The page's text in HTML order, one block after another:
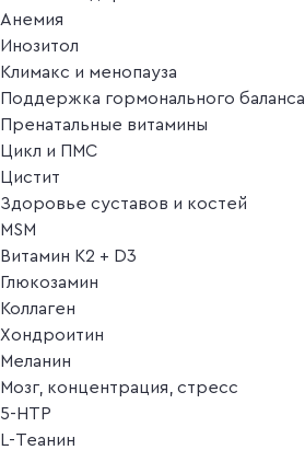
Анемия
Инозитол
Климакс и менопауза
Поддержка гормонального баланса
Пренатальные витамины
Цикл и ПМС
Цистит
Здоровье суставов и костей
MSM
Витамин K2 + D3
Глюкозамин
Коллаген
Хондроитин
Меланин
Мозг, концентрация, стресс
5-HTP
L-Теанин